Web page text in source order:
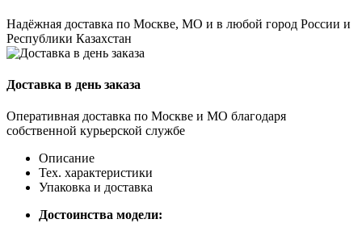
Надёжная доставка по Москве, МО и в любой город России и
Республики Казахстан
Доставка в день заказа
Оперативная доставка по Москве и МО благодаря
собственной курьерской службе
Описание
Тех. характеристики
Упаковка и доставка
Достоинства модели: